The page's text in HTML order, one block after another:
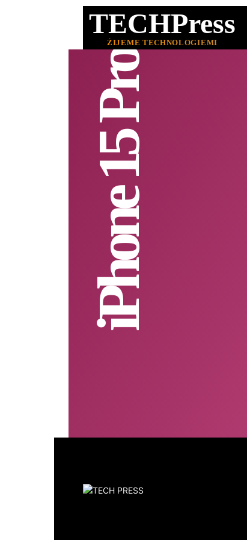
TECHPress
ŽIJEME TECHNOLOGIEMI
iPhone 15 Pro